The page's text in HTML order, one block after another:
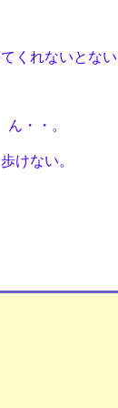
くれないとない
ん・・。
歩けない。